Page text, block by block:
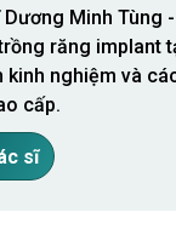
Minh Tùng
răng implant
kinh nghiệm và
cấp.
sĩ